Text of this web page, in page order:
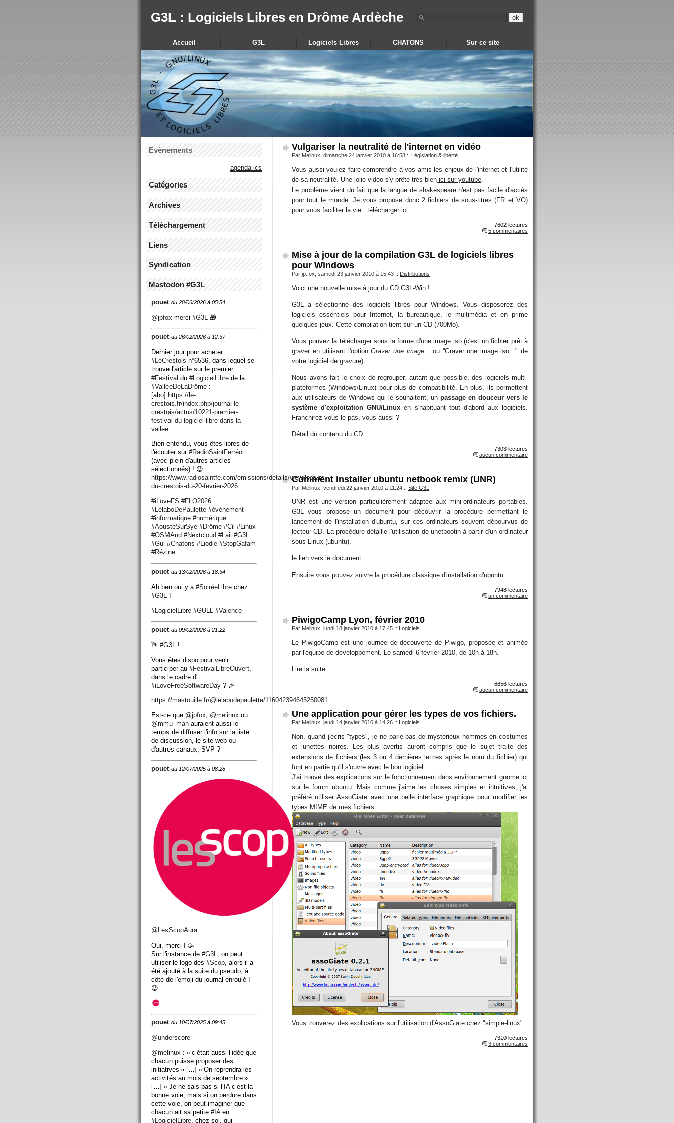
G3L : Logiciels Libres en Drôme Ardèche
Vulgariser la neutralité de l'internet en vidéo
Par Melinux, dimanche 24 janvier 2010 à 16:58 :: Législation & liberté
Vous aussi voulez faire comprendre à vos amis les enjeux de l'internet et l'utilité
de sa neutralité. Une jolie vidéo s'y prête très bien ici sur youtube
Le problème vient du fait que la langue de shakespeare n'est pas facile d'accès
pour tout le monde. Je vous propose donc 2 fichiers de sous-titres (FR et VO)
pour vous faciliter la vie : télécharger ici.
7602 lectures
5 commentaires
Mise à jour de la compilation G3L de logiciels libres
pour Windows
Par jp.fox, samedi 23 janvier 2010 à 15:43 :: Distributions
Voici une nouvelle mise à jour du CD G3L-Win !
G3L a sélectionné des logiciels libres pour Windows. Vous disposerez des
logiciels essentiels pour Internet, la bureautique, le multimédia et en prime
quelques jeux. Cette compilation tient sur un CD (700Mo).
Vous pouvez la télécharger sous la forme d'une image iso(c'est un fichier prêt à
graver en utilisant l'optionGraver une image...
ou ''Graver une image iso..." de
votre logiciel de gravure).
Nous avons fait le choix de regrouper, autant que possible, des logiciels multi-
plateformes (Windows/Linux) pour plus de compatibilité. En plus, ils permettent
aux utilisateurs de Windows qui le souhaitent, un passage en douceur vers le
système d'exploitation GNU/Linux en s'habituant tout d'abord aux logiciels.
Franchirez-vous le pas, vous aussi ?
Détail du contenu du CD
7303 lectures
aucun commentaire
Comment installer ubuntu netbook remix (UNR)
Par Melinux, vendredi 22 janvier 2010 à 11:24 :: Site G3L
UNR est une version particulièrement adaptée aux mini-ordinateurs portables.
G3L vous propose un document pour découvrir la procédure permettant le
lancement de l'installation d'ubuntu, sur ces ordinateurs souvent dépourvus de
lecteur CD. La procédure détaille l'utilisation de unetbootin à partir d'un ordinateur
sous Linux (ubuntu).
le lien vers le document
Ensuite vous pouvez suivre la procédure classique d'installation d'ubuntu
7948 lectures
un commentaire
PiwigoCamp Lyon, février 2010
Par Melinux, lundi 18 janvier 2010 à 17:45 :: Logiciels
Le PiwigoCamp est une journée de découverte de Piwigo, proposée et animée
par l'équipe de développement. Le samedi 6 février 2010, de 10h à 18h.
Lire la suite
6656 lectures
aucun commentaire
Une application pour gérer les types de vos fichiers.
Par Melinux, jeudi 14 janvier 2010 à 14:26 :: Logiciels
Non, quand j'écris "types", je ne parle pas de mystérieux hommes en costumes
et lunettes noires. Les plus avertis auront compris que le sujet traite des
extensions de fichiers (les 3 ou 4 dernières lettres après le nom du fichier) qui
font en partie qu'il s'ouvre avec le bon logiciel.
J'ai trouvé des explications sur le fonctionnement dans environnement gnome ici
sur le forum ubuntu. Mais comme j'aime les choses simples et intuitives, j'ai
préféré utiliser AssoGiate avec une belle interface graphique pour modifier les
types MIME de mes fichiers.
Vous trouverez des explications sur l'utilisation d'AssoGiate chez "simple-linux"
7310 lectures
3 commentaires
Accueil G3L Logiciels Libres CHATONS Sur ce site
Evènements
agenda ics
Catégories
Archives
Téléchargement
Liens
Syndication
Mastodon #G3L
pouet du 28/06/2026 à 05:54
@jpfox merci #G3L 🎁
pouet du 26/02/2026 à 12:37
Dernier jour pour acheter
#LeCrestois n°6536, dans lequel se
trouve l'article sur le premier
#Festival du #LogicielLibre de la
#ValléeDeLaDrôme :
[abo] https://le-
crestois.fr/index.php/journal-le-
crestois/actus/10221-premier-
festival-du-logiciel-libre-dans-la-
vallee
Bien entendu, vous êtes libres de
l'écouter sur #RadioSaintFerréol
(avec plein d'autres articles
sélectionnés) ! 😉
https://www.radiosaintfe.com/emissions/details/view/lecture-
du-crestois-du-20-fevrier-2026
#iLoveFS #FLO2026
#LélaboDePaulette #évènement
#informatique #numérique
#AousteSurSye #Drôme #Cil #Linux
#OSMAnd #Nextcloud #Lail #G3L
#Gul #Chatons #Liodie #StopGafam
#Rézine
pouet du 13/02/2026 à 18:34
Ah ben oui y a #SoiréeLibre chez
#G3L !
#LogicielLibre #GULL #Valence
pouet du 09/02/2026 à 21:22
👋 #G3L
!
Vous êtes dispo pour venir
participer au #FestivalLibreOuvert
dans le cadre d'
#iLoveFreeSoftwareDay ? 🎉
https://mastouille.fr/@lelabodepaulette/116042394645250081
Est-ce que @jpfox, @melinux ou
@mmu_man auraient aussi le
temps de diffuser l'info sur la liste
de discussion, le site web ou
d'autres canaux, SVP ?
pouet du 12/07/2025 à 08:28
@ LesScopAura
Oui, merci ! 🥳
Sur l'instance de #G3L, on peut
utiliser le logo des #Scop, alors il a
été ajouté à la suite du pseudo, à
côté de l'emoji du journal enroulé !
😉
pouet du 10/07/2025 à 09:45
@underscore
@melinux : « c’était aussi l’idée que
chacun puisse proposer des
initiatives » […] « On reprendra les
activités au mois de septembre »
[…] « Je ne sais pas si l’IA c’est la
bonne voie, mais si on perdure dans
cette voie, on peut imaginer que
chacun ait sa petite #IAen
#LogicielLibre , chez soi, qui